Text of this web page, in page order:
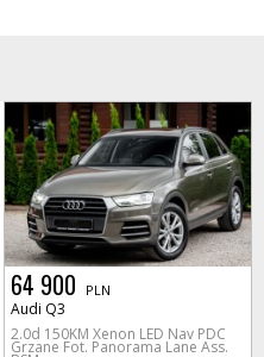
64 900 PLN
Audi Q3
2.0d 150KM Xenon LED Nav PDC
Grzane Fot. Panorama Lane Ass.